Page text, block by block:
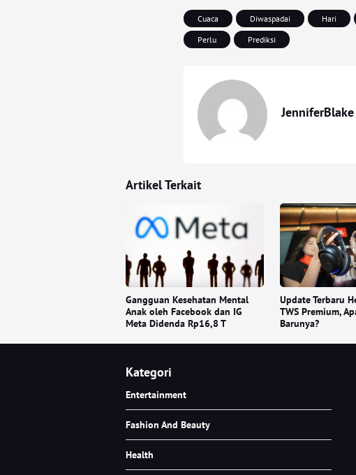
Cuaca Diwaspadai Hari
Perlu
Prediksi
JenniferBlake
Artikel Terkait
Gangguan Kesehatan Mental
Anak oleh Facebook dan IG
Meta Didenda Rp16,8 T
Update Terbaru
TWS Premium,
Barunya?
Kategori
Entertainment
Fashion And Beauty
Health